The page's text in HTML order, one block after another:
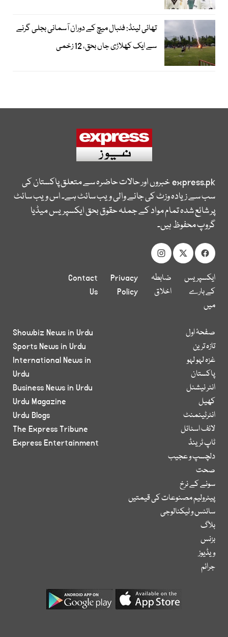
تھائی لینڈ: فٹبال میچ کے دوران آسمانی بجلی گرنے
سے ایک کھلاڑی جاں بحق، 12 زخمی
express.pkخبروں اور حالات حاضرہ سے متعلق پاکستان کی
سب سے زیادہ وزٹ کی جانے والی ویب سائٹ ہے۔ اس ویب سائٹ
پر شائع شدہ تمام مواد کے جملہ حقوق بحق ایکسپریس میڈیا
گروپ محفوظ ہیں۔
ایکسپریس
کے بارے
میں
ضابطہ
اخلاق
Privacy
Policy
Contact
Us
صفحۂ اول
تازہ ترین
غزہ لہو لہو
پاکستان
انٹر نیشنل
کھیل
انٹرٹینمنٹ
لائف اسٹائل
ٹاپ ٹرینڈ
دلچسپ و عجیب
صحت
سونے کے نرخ
پیٹرولیم مصنوعات کی قیمتیں
سائنس و ٹیکنالوجی
بلاگ
بزنس
ویڈیوز
جرائم
Showbiz News in Urdu
Sports News in Urdu
International News in
Urdu
Business News in Urdu
Urdu Magazine
Urdu Blogs
The Express Tribune
Express Entertainment